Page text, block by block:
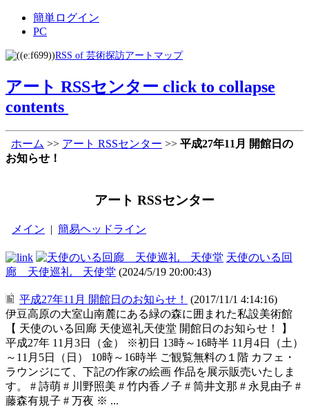
簡単ログイン
PC
RSS of 芸術探訪アートマップ
アート RSSセンター click to collapse
contents
ホーム >> アート RSSセンター >> 平成27年11月 開館日の
お知らせ！
アート RSSセンター
メイン | 簡易ヘッドライン
天使のいる回
廊 天使巡礼 天使堂 (2024/5/19 20:00:43)
平成27年11月 開館日のお知らせ！
(2017/11/1 4:14:16)
伊豆高原の大室山南麓にある緑の森に囲まれた私設美術館
【 天使のいる回廊 天使巡礼天使堂 開館日のお知らせ！ 】
平成27年 11月3日（金） ※初日 13時～16時半 11月4日（土）
～11月5日（日） 10時～16時半 ご観覧無料の１階 カフェ・
ラウンジにて、下記の作家の絵画 作品を展示販売いたしま
す。 # 詩萌 # 川野照美 # 竹内香ノ子 # 筒井文那 # 永見由子 #
藤森有規子 # 万夜 ※ ...